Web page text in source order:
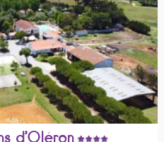
d’Oléron